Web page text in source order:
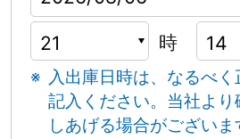
時
入出庫日時は、なるべ
記入ください。 当社より
しあげる場合がございま